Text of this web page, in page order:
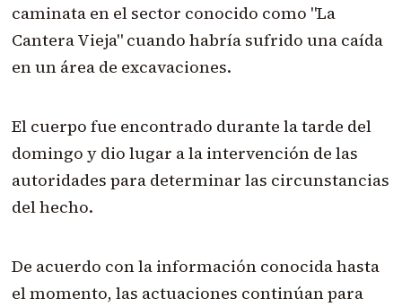
caminata en el sector conocido como "La
Cantera Vieja" cuando habría sufrido una caída
en un área de excavaciones.
El cuerpo fue encontrado durante la tarde del
domingo y dio lugar a la intervención de las
autoridades para determinar las circunstancias
del hecho.
De acuerdo con la información conocida hasta
el momento, las actuaciones continúan para